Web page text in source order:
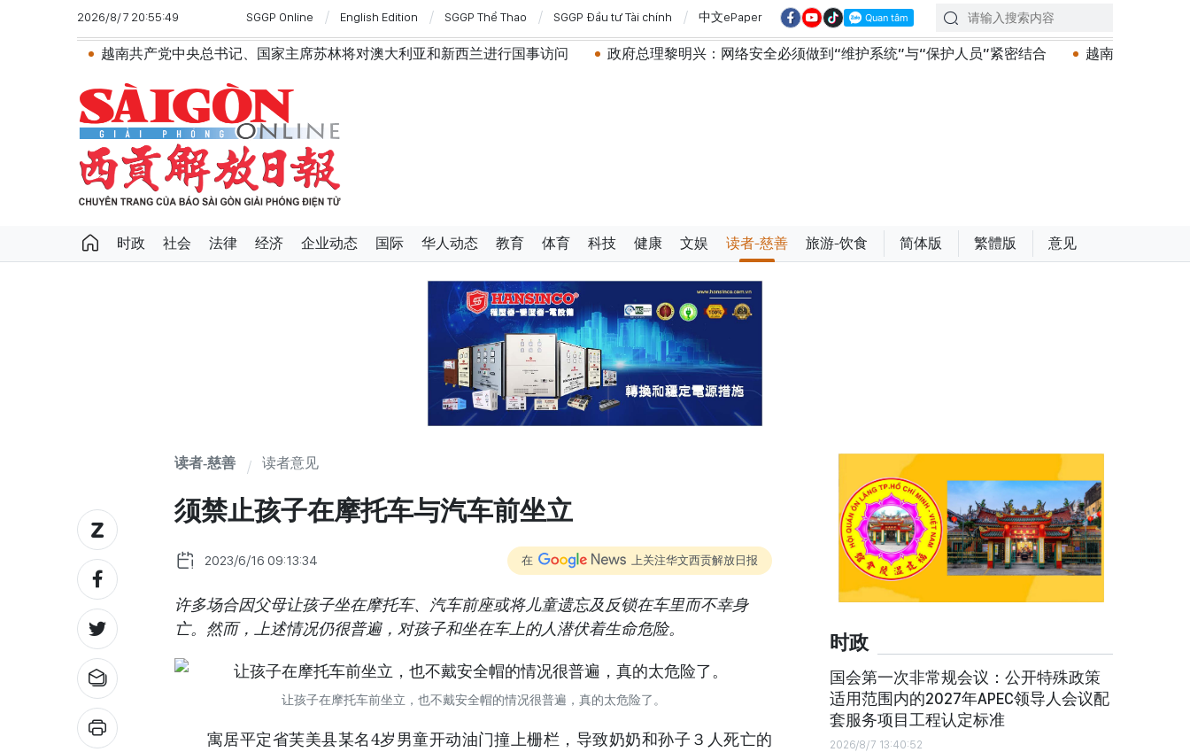
2026/8/7 20:55:49 SGGP Online English Edition SGGP Thể Thao SGGP Đầu tư Tài chính 中文ePaper
越南共产党中央总书记、国家主席苏林将对澳大利亚和新西兰进行国事访问 政府总理黎明兴：网络安全必须做到“维护系统”与“保护人员”紧密结合 越南政府总理黎明兴会见马来
时政 社会 法律 经济 企业动态 国际 华人动态 教育 体育 科技 健康 文娱 读者-慈善 旅游-饮食 简体版 繁體版 意见
读者-慈善 读者意见
须禁止孩子在摩托车与汽车前坐立
2023/6/16 09:13:34 在 上关注华文西贡解放日报
许多场合因父母让孩子坐在摩托车、汽车前座或将儿童遗忘及反锁在车里而不幸身
亡。然而，上述情况仍很普遍，对孩子和坐在车上的人潜伏着生命危险。
让孩子在摩托车前坐立，也不戴安全帽的情况很普遍，真的太危险了。
寓居平定省芙美县某名4岁男童开动油门撞上栅栏，导致奶奶和孙子３人死亡的
时政
国会第一次非常规会议：公开特殊政策
适用范围内的2027年APEC领导人会议配
套服务项目工程认定标准
2026/8/7 13:40:52